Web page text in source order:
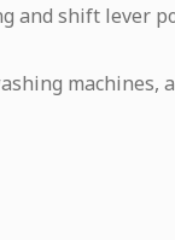
and shift lever
machines,